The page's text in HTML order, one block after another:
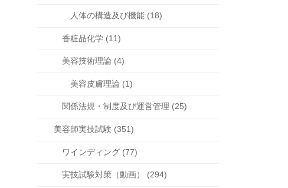
人体の構造及び機能 (18)
香粧品化学 (11)
美容技術理論 (4)
美容皮膚理論 (1)
関係法規・制度及び運営管理 (25)
美容師実技試験 (351)
ワインディング (77)
実技試験対策（動画） (294)